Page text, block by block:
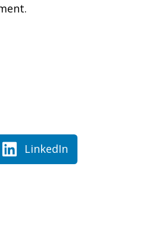
LinkedIn